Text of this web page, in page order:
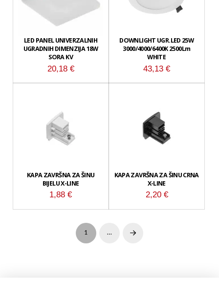
LED PANEL UNIVERZALNIH
UGRADNIH DIMENZIJA 18W
SORA KV
20,18 €
DOWNLIGHT UGR.LED 25W
3000/4000/6400K 2500Lm
WHITE
43,13€
KAPA ZAVRŠNA ZA ŠINU
BIJELU X-LINE
1,88€
KAPA ZAVRŠNA ZA ŠINU CRNA
X-LINE
2,20 €
1 … Next